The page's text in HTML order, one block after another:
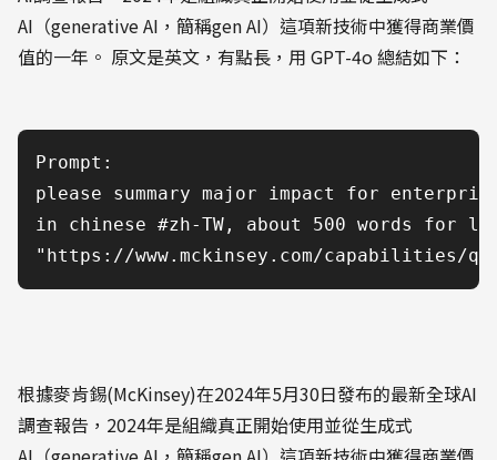
AI（generative AI，簡稱gen AI）這項新技術中獲得商業價
值的一年。 原文是英文，有點長，用 GPT-4o 總結如下：
Prompt:
please summary major impact for
in chinese #zh-TW, about 500 words for
根據麥肯錫(McKinsey)在2024年5月30日發布的最新全球AI
調查報告，2024年是組織真正開始使用並從生成式